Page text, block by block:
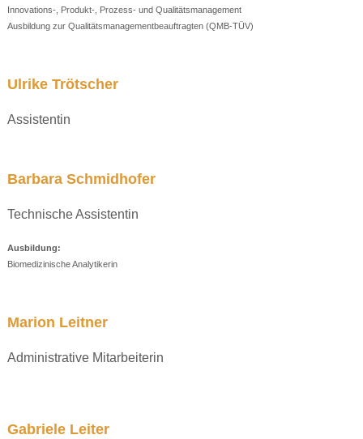
Innovations-, Produkt-, Prozess- und Qualitätsmanagement
Ausbildung zur Qualitätsmanagementbeauftragten (QMB-TÜV)
Ulrike Trötscher
Assistentin
Barbara Schmidhofer
Technische Assistentin
Ausbildung:
Biomedizinische Analytikerin
Marion Leitner
Administrative Mitarbeiterin
Gabriele Leiter